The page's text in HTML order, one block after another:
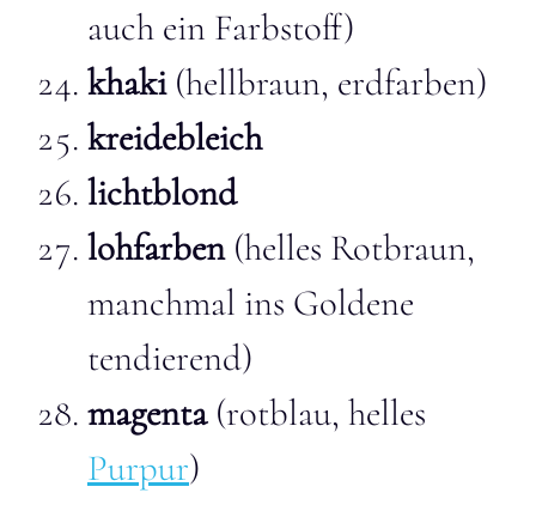
auch ein Farbstoff)
khaki(hellbraun, erdfarben)
kreidebleich
lichtblond
lohfarben(helles Rotbraun,
manchmal ins Goldene
tendierend)
magenta(rotblau, helles
Purpur)